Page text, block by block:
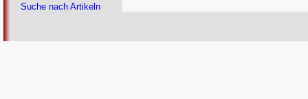
Suche nach Artikeln